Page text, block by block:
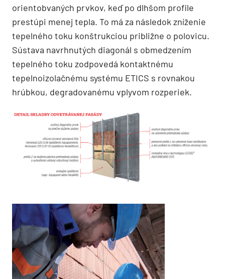
orientobvaných prvkov, keď po dlhšom profile
prestúpi menej tepla. To má za následok zníženie
tepelného toku konštrukciou približne o polovicu.
Sústava navrhnutých diagonál s obmedzením
tepelného toku zodpovedá kontaktnému
tepelnoizolačnému systému ETICS s rovnakou
hrúbkou, degradovanému vplyvom rozperiek.